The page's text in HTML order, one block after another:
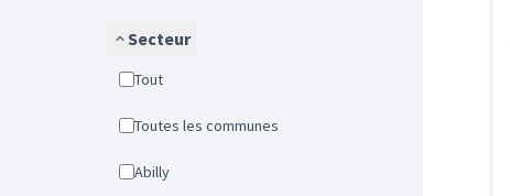
Secteur
Tout
Toutes les communes
Abilly